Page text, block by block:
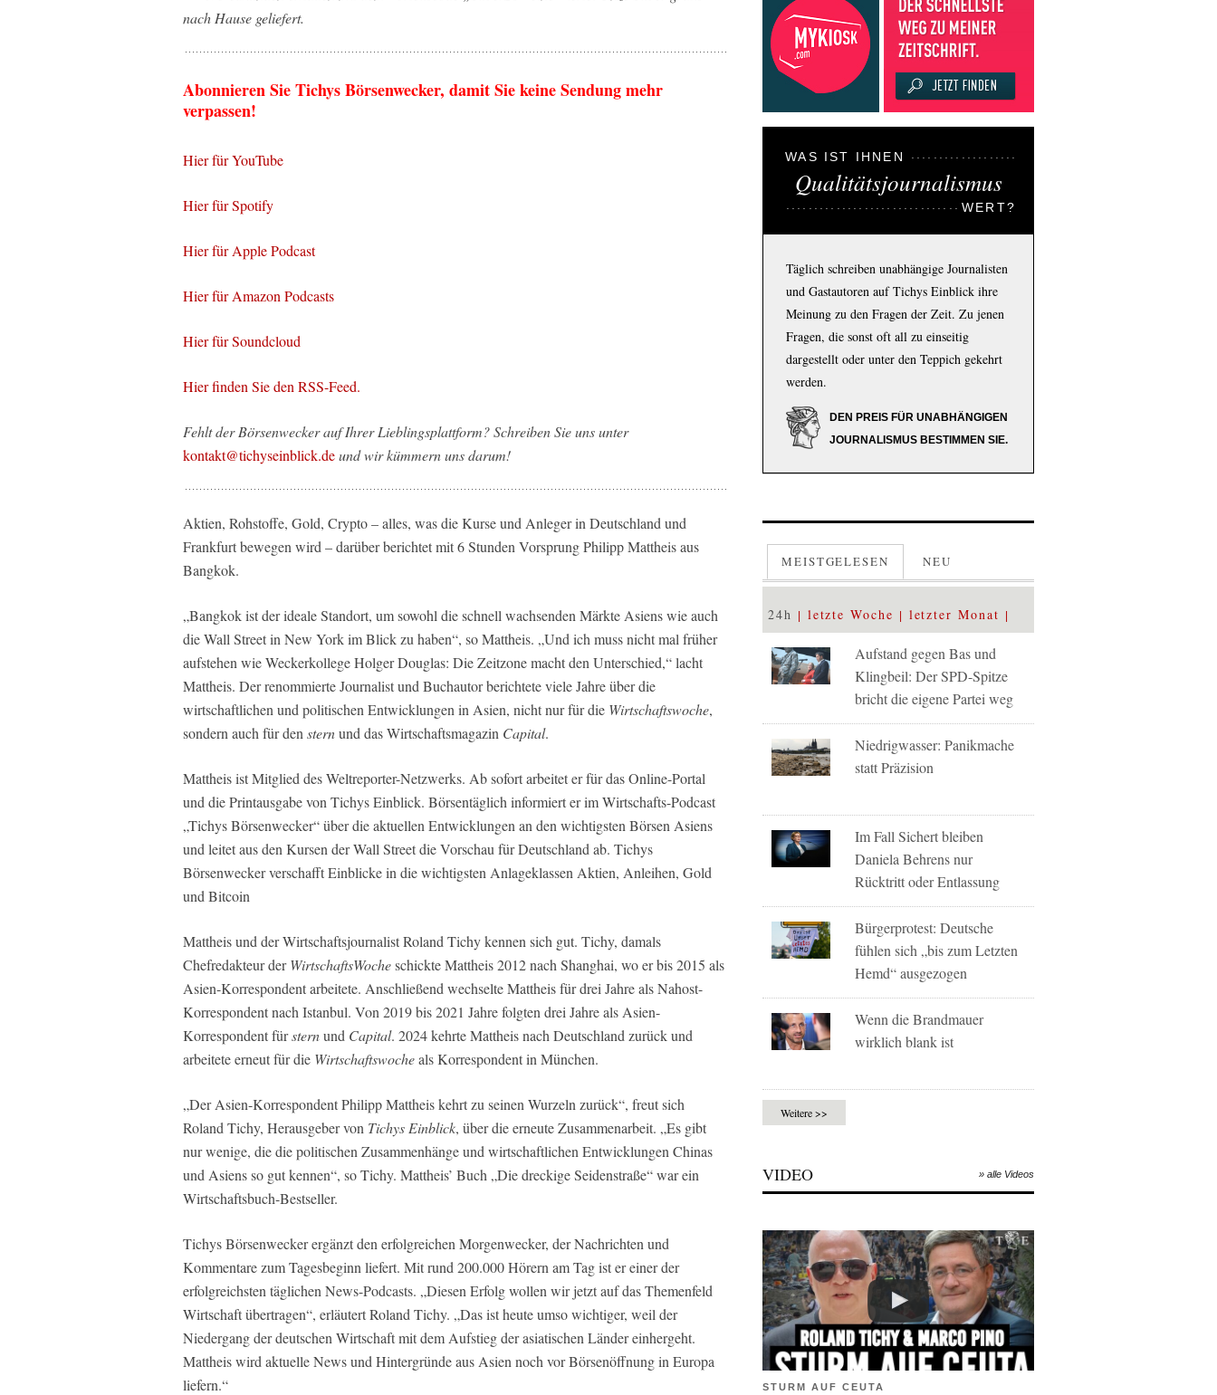
nach Hause geliefert.
Abonnieren Sie Tichys Börsenwecker, damit Sie keine Sendung mehr
verpassen!
Hier für YouTube
Hier für Spotify
Hier für Apple Podcast
Hier für Amazon Podcasts
Hier für Soundcloud
Hier finden Sie den RSS-Feed.
Fehlt der Börsenwecker auf Ihrer Lieblingsplattform? Schreiben Sie uns unter
kontakt@tichyseinblick.deund wir kümmern uns darum!
Aktien, Rohstoffe, Gold, Crypto – alles, was die Kurse und Anleger in Deutschland und
Frankfurt bewegen wird – darüber berichtet mit 6 Stunden Vorsprung Philipp Mattheis aus
Bangkok.
„Bangkok ist der ideale Standort, um sowohl die schnell wachsenden Märkte Asiens wie auch
die Wall Street in New York im Blick zu haben“, so Mattheis. „Und ich muss nicht mal früher
aufstehen wie Weckerkollege Holger Douglas: Die Zeitzone macht den Unterschied,“ lacht
Mattheis. Der renommierte Journalist und Buchautor berichtete viele Jahre über die
wirtschaftlichen und politischen Entwicklungen in Asien, nicht nur für die Wirtschaftswoche,
sondern auch für den sternund das Wirtschaftsmagazin Capital.
Mattheis ist Mitglied des Weltreporter-Netzwerks. Ab sofort arbeitet er für das Online-Portal
und die Printausgabe von Tichys Einblick. Börsentäglich informiert er im Wirtschafts-Podcast
„Tichys Börsenwecker“ über die aktuellen Entwicklungen an den wichtigsten Börsen Asiens
und leitet aus den Kursen der Wall Street die Vorschau für Deutschland ab. Tichys
Börsenwecker verschafft Einblicke in die wichtigsten Anlageklassen Aktien, Anleihen, Gold
und Bitcoin
Mattheis und der Wirtschaftsjournalist Roland Tichy kennen sich gut. Tichy, damals
Chefredakteur derWirtschaftsWocheschickte Mattheis 2012 nach Shanghai, wo er bis 2015 als
Asien-Korrespondent arbeitete. Anschließend wechselte Mattheis für drei Jahre als Nahost-
Korrespondent nach Istanbul. Von 2019 bis 2021 Jahre folgten drei Jahre als Asien-
Korrespondent fürsternund Capital. 2024 kehrte Mattheis nach Deutschland zurück und
arbeitete erneut für die Wirtschaftswocheals Korrespondent in München.
„Der Asien-Korrespondent Philipp Mattheis kehrt zu seinen Wurzeln zurück“, freut sich
Roland Tichy, Herausgeber von Tichys Einblick, über die erneute Zusammenarbeit. „Es gibt
nur wenige, die die politischen Zusammenhänge und wirtschaftlichen Entwicklungen Chinas
und Asiens so gut kennen“, so Tichy. Mattheis’ Buch „Die dreckige Seidenstraße“ war ein
Wirtschaftsbuch-Bestseller.
Tichys Börsenwecker ergänzt den erfolgreichen Morgenwecker, der Nachrichten und
Kommentare zum Tagesbeginn liefert. Mit rund 200.000 Hörern am Tag ist er einer der
erfolgreichsten täglichen News-Podcasts. „Diesen Erfolg wollen wir jetzt auf das Themenfeld
Wirtschaft übertragen“, erläutert Roland Tichy. „Das ist heute umso wichtiger, weil der
Niedergang der deutschen Wirtschaft mit dem Aufstieg der asiatischen Länder einhergeht.
Mattheis wird aktuelle News und Hintergründe aus Asien noch vor Börsenöffnung in Europa
liefern.“
WAS IST IHNEN
Qualitätsjournalismus
WERT?
Täglich schreiben unabhängige Journalisten
und Gastautoren auf Tichys Einblick ihre
Meinung zu den Fragen der Zeit. Zu jenen
Fragen, die sonst oft all zu einseitig
dargestellt oder unter den Teppich gekehrt
werden.
DEN PREIS FÜR UNABHÄNGIGEN
JOURNALISMUS BESTIMMEN SIE.
MEISTGELESEN NEU
24h letzte Woche letzter Monat
Aufstand gegen Bas und
Klingbeil: Der SPD-Spitze
bricht die eigene Partei weg
Niedrigwasser: Panikmache
statt Präzision
Im Fall Sichert bleiben
Daniela Behrens nur
Rücktritt oder Entlassung
Bürgerprotest: Deutsche
fühlen sich „bis zum Letzten
Hemd“ ausgezogen
Wenn die Brandmauer
wirklich blank ist
Weitere >>
VIDEO » alle Videos
STURM AUF CEUTA